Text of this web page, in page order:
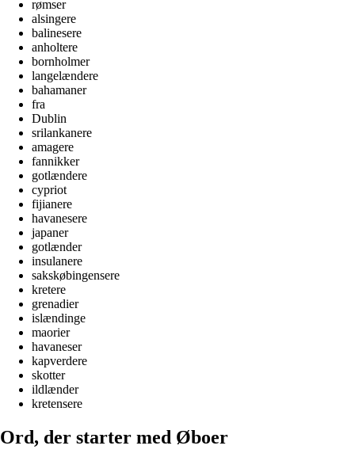
rømser
alsingere
balinesere
anholtere
bornholmer
langelændere
bahamaner
fra
Dublin
srilankanere
amagere
fannikker
gotlændere
cypriot
fijianere
havanesere
japaner
gotlænder
insulanere
sakskøbingensere
kretere
grenadier
islændinge
maorier
havaneser
kapverdere
skotter
ildlænder
kretensere
Ord, der starter med Øboer